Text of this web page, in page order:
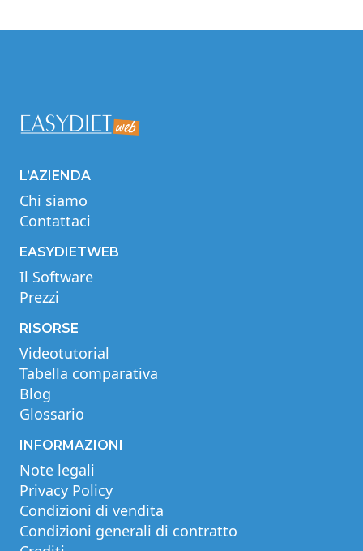
L’AZIENDA
Chi siamo
Contattaci
EASYDIETWEB
Il Software
Prezzi
RISORSE
Videotutorial
Tabella comparativa
Blog
Glossario
INFORMAZIONI
Note legali
Privacy Policy
Condizioni di vendita
Condizioni generali di contratto